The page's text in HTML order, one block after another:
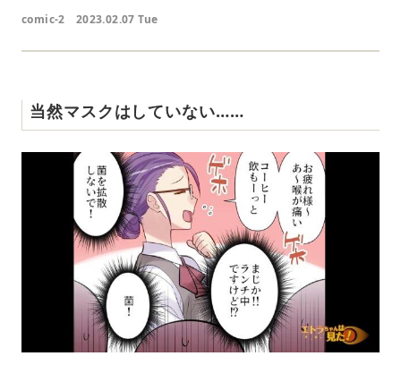
comic-2 2023.02.07 Tue
当然マスクはしていない……